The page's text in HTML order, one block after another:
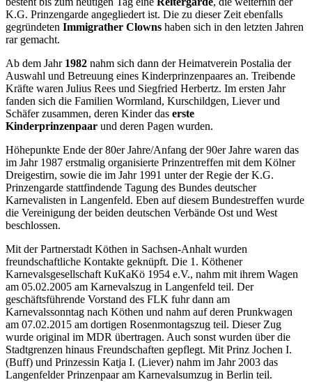
K.G. Prinzengarde angegliedert ist. Die zu dieser Zeit ebenfalls
gegründeten Immigrather Clowns haben sich in den letzten Jahren
rar gemacht.
Ab dem Jahr 1982 nahm sich dann der Heimatverein Postalia der
Auswahl und Betreuung eines Kinderprinzenpaares an. Treibende
Kräfte waren Julius Rees und Siegfried Herbertz. Im ersten Jahr
fanden sich die Familien Wormland, Kurschildgen, Liever und
Schäfer zusammen, deren Kinder das erste
Kinderprinzenpaar und deren Pagen wurden.
Höhepunkte Ende der 80er Jahre/Anfang der 90er Jahre waren das
im Jahr 1987 erstmalig organisierte Prinzentreffen mit dem Kölner
Dreigestirn, sowie die im Jahr 1991 unter der Regie der K.G.
Prinzengarde stattfindende Tagung des Bundes deutscher
Karnevalisten in Langenfeld. Eben auf diesem Bundestreffen wurde
die Vereinigung der beiden deutschen Verbände Ost und West
beschlossen.
Mit der Partnerstadt Köthen in Sachsen-Anhalt wurden
freundschaftliche Kontakte geknüpft. Die 1. Köthener
Karnevalsgesellschaft KuKaKö 1954 e.V., nahm mit ihrem Wagen
am 05.02.2005 am Karnevalszug in Langenfeld teil. Der
geschäftsführende Vorstand des FLK fuhr dann am
Karnevalssonntag nach Köthen und nahm auf deren Prunkwagen
am 07.02.2015 am dortigen Rosenmontagszug teil. Dieser Zug
wurde original im MDR übertragen. Auch sonst wurden über die
Stadtgrenzen hinaus Freundschaften gepflegt. Mit Prinz Jochen I.
(Buff) und Prinzessin Katja I. (Liever) nahm im Jahr 2003 das
Langenfelder Prinzenpaar am Karnevalsumzug in Berlin teil.